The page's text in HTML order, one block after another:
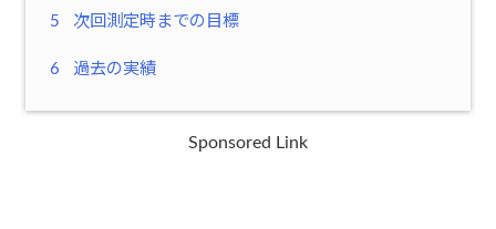
5 次回測定時までの目標
6 過去の実績
Sponsored Link